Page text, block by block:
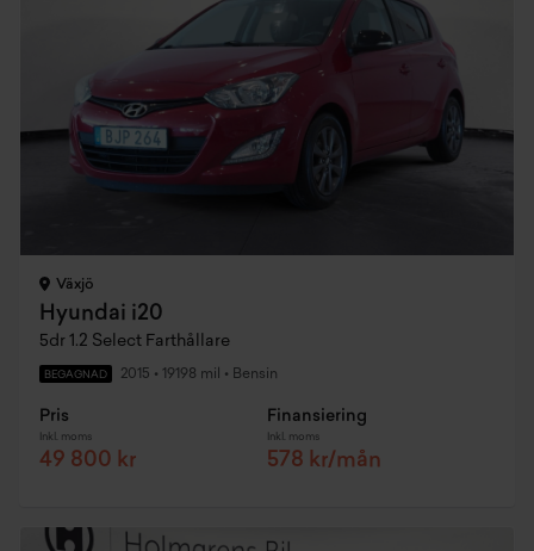
Växjö
Hyundai i20
5dr 1.2 Select Farthållare
BEGAGNAD 2015 • 19198 mil • Bensin
Pris
Inkl. moms
49 800 kr
Finansiering
Inkl. moms
578 kr/mån